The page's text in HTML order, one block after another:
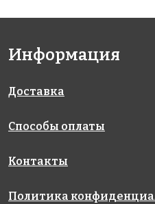
3150 руб./м²
AKS025
на сетке
Информация
Доставка
Способы оплаты
Контакты
Политика